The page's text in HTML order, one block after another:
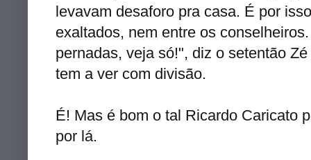
levavam desaforo pra casa. É por
exaltados, nem entre os
pernadas, veja só!", diz o setentão
tem a ver com divisão.
É! Mas é bom o tal Ricardo Caricato
por lá.